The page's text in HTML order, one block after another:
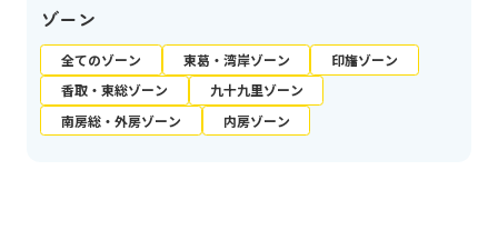
ゾーン
全てのゾーン 東葛・湾岸ゾーン
印旛ゾーン
香取・東総ゾーン
九十九里ゾーン
南房総・外房ゾーン
内房ゾーン